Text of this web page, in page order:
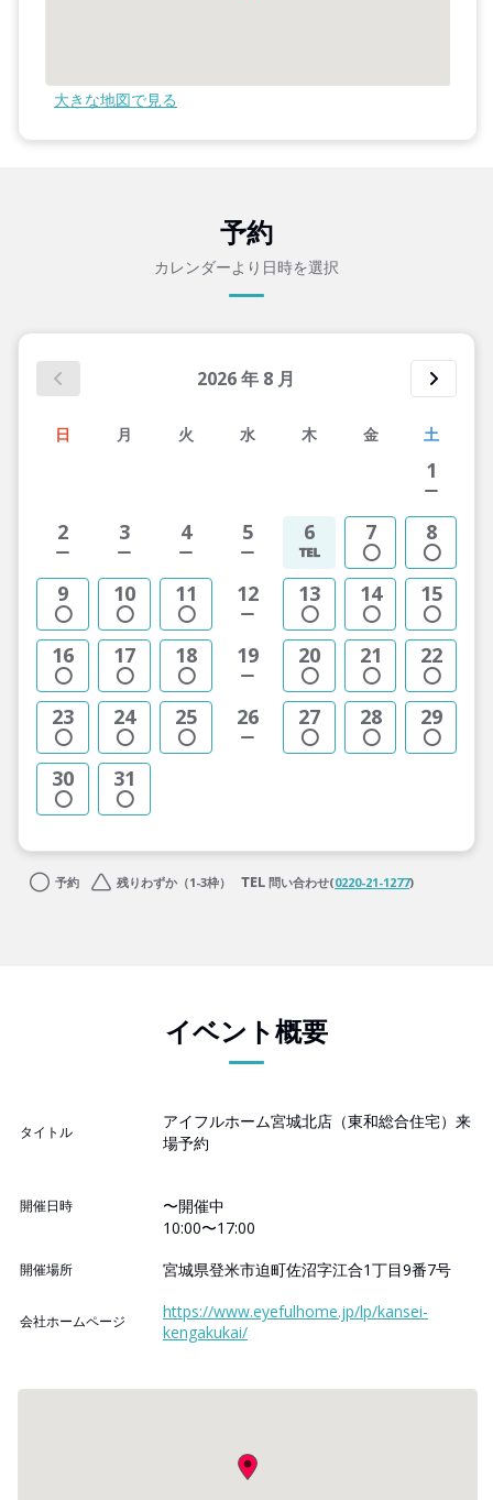
大きな地図で見る
予約
カレンダーより日時を選択
2026年 8 月
日 月 火 水 木 金 土
1
2 3 4 5 6 7 8
9 10 11 12 13 14 15
16 17 18 19 20 21 22
23 24 25 26 27 28 29
30 31
予約 残りわずか（1-3枠） 問い合わせ(0220-21-1277)
イベント概要
タイトル
アイフルホーム宮城北店（東和総合住宅）来
場予約
開催日時
〜開催中
10:00〜17:00
開催場所 宮城県登米市迫町佐沼字江合1丁目9番7号
会社ホームページ
https://www.eyefulhome.jp/lp/kansei-
kengakukai/